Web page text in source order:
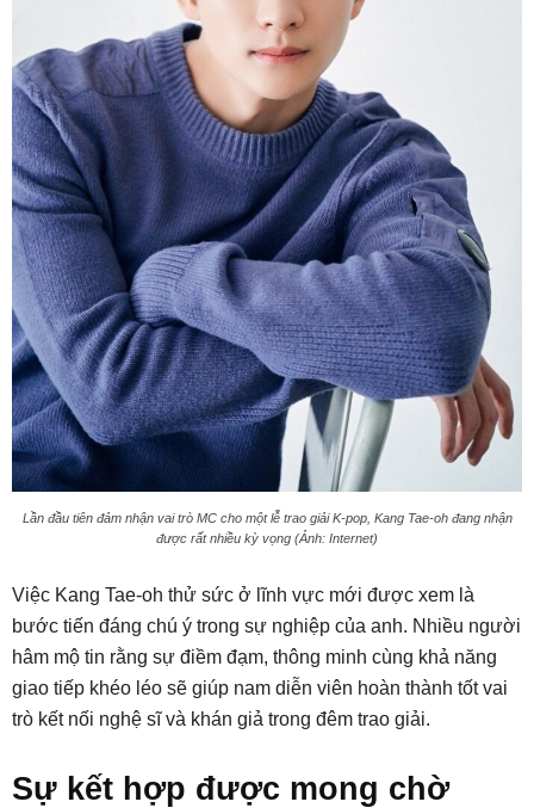
Lần đầu tiên đảm nhận vai trò MC cho một lễ trao giải K-pop, Kang Tae-oh đang nhận
được rất nhiều kỳ vọng (Ảnh: Internet)
Việc Kang Tae-oh thử sức ở lĩnh vực mới được xem là
bước tiến đáng chú ý trong sự nghiệp của anh. Nhiều người
hâm mộ tin rằng sự điềm đạm, thông minh cùng khả năng
giao tiếp khéo léo sẽ giúp nam diễn viên hoàn thành tốt vai
trò kết nối nghệ sĩ và khán giả trong đêm trao giải.
Sự kết hợp được mong chờ